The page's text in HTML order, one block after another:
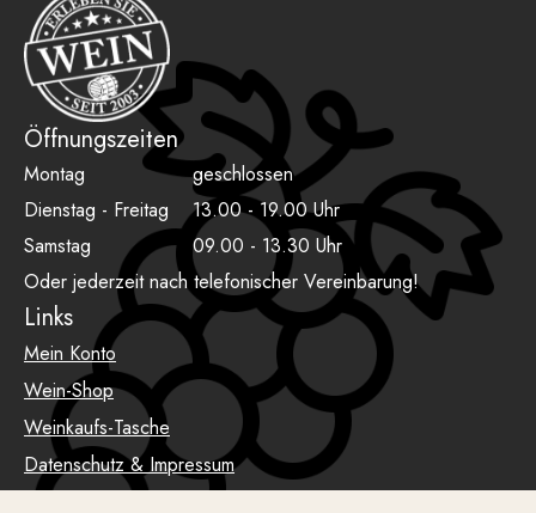
Öffnungszeiten
Montag
geschlossen
Dienstag - Freitag
13.00 - 19.00 Uhr
Samstag
09.00 - 13.30 Uhr
Oder jederzeit nach telefonischer Vereinbarung!
Links
Mein Konto
Wein-Shop
Weinkaufs-Tasche
Datenschutz & Impressum